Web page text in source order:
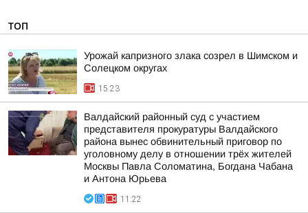
ТОП
Урожай капризного злака созрел в Шимском и
Солецком округах
15:23
Валдайский районный суд с участием
представителя прокуратуры Валдайского
района вынес обвинительный приговор по
уголовному делу в отношении трёх жителей
Москвы Павла Соломатина, Богдана Чабана
и Антона Юрьева
11:22